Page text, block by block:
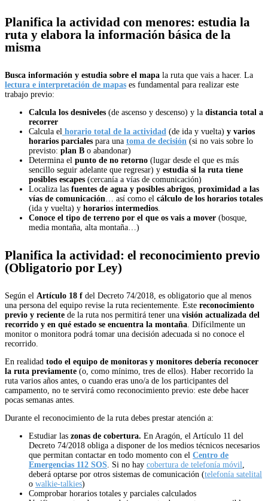
Planifica la actividad con menores: estudia la
ruta y elabora la información básica de la
misma
Busca información y estudia sobre el mapa la ruta que vais a hacer. La
lectura e interpretación de mapas es fundamental para realizar este
trabajo previo:
Calcula los desniveles (de ascenso y descenso) y la distancia total a
recorrer
Calcula el horario total de la actividad (de ida y vuelta) y varios
horarios parciales para una toma de decisión (si no vais sobre lo
previsto: plan B o abandonar)
Determina el punto de no retorno (lugar desde el que es más
sencillo seguir adelante que regresar) y estudia si la ruta tiene
posibles escapes (cercanía a vías de comunicación)
Localiza las fuentes de agua y posibles abrigos proximidad a las
vías de comunicación … así como el cálculo de los horarios totales
(ida y vuelta) y horarios intermedios
Conoce el tipo de terreno por el que os vais a mover (bosque,
media montaña, alta montaña…)
Planifica la actividad: el reconocimiento previo
(Obligatorio por Ley)
Según el Artículo 18 f del Decreto 74/2018, es obligatorio que al menos
una persona del equipo revise la ruta recientemente. Este reconocimiento
previo y reciente de la ruta nos permitirá tener una visión actualizada del
recorrido y en qué estado se encuentra la montaña . Difícilmente un
monitor o monitora podrá tomar una decisión adecuada si no conoce el
recorrido.
En realidad todo el equipo de monitoras y monitores debería reconocer
la ruta previamente (o, como mínimo, tres de ellos). Haber recorrido la
ruta varios años antes, o cuando eras uno/a de los participantes del
campamento, no te servirá como reconocimiento previo: este debe hacer
pocas semanas antes.
Durante el reconocimiento de la ruta debes prestar atención a:
Estudiar las zonas de cobertura. En Aragón, el Artículo 11 del
Decreto 74/2018 obliga a disponer de los medios técnicos necesarios
que permitan contactar en todo momento con el Centro de
Emergencias 112 SOS . Si no hay cobertura de telefonía móvil
deberá optarse por otros sistemas de comunicación (telefonía satelital
o walkie-talkies)
Comprobar horarios totales y parciales calculados